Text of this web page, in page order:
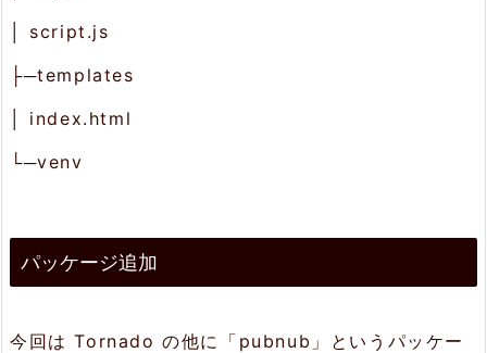
の
作
成
ロ
│ script.js
├─templates
│ index.html
└─venv
パッケージ追加
今回は Tornado の他に「pubnub」というパッケー